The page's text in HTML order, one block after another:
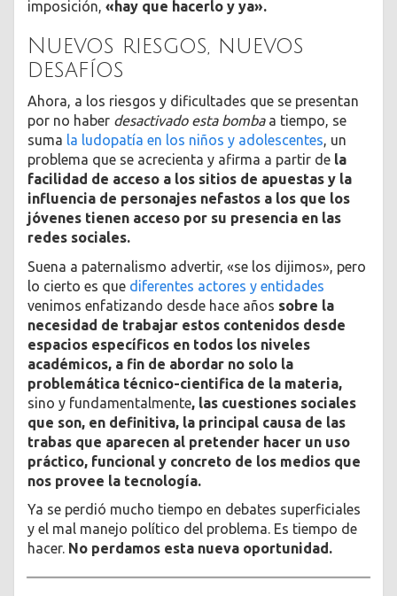
imposición, «hay que hacerlo y ya».
Nuevos riesgos, nuevos
desafíos
Ahora, a los riesgos y dificultades que se presentan
por no haber desactivado esta bombaa tiempo, se
suma la ludopatía en los niños y adolescentes, un
problema que se acrecienta y afirma a partir de la
facilidad de acceso a los sitios de apuestas y la
influencia de personajes nefastos a los que los
jóvenes tienen acceso por su presencia en las
redes sociales.
Suena a paternalismo advertir, «se los dijimos», pero
lo cierto es que diferentes actores y entidades
venimos enfatizando desde hace años sobre la
necesidad de trabajar estos contenidos desde
espacios específicos en todos los niveles
académicos, a fin de abordar no solo la
problemática técnico-cientifica de la materia,
sino y fundamentalmente, las cuestiones sociales
que son, en definitiva, la principal causa de las
trabas que aparecen al pretender hacer un uso
práctico, funcional y concreto de los medios que
nos provee la tecnología.
Ya se perdió mucho tiempo en debates superficiales
y el mal manejo político del problema. Es tiempo de
hacer. No perdamos esta nueva oportunidad.